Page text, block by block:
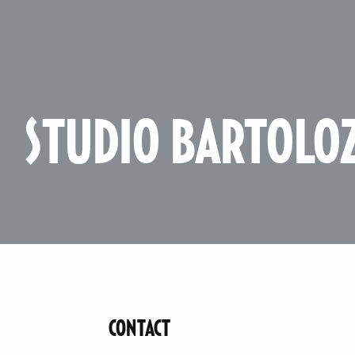
STUDIO
CONTACT